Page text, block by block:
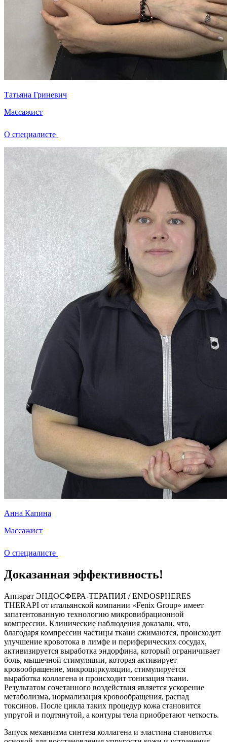
Татьяна Гриневич
Массажист
О специалисте
Анна Капина
Массажист
О специалисте
Доказанная эффективность!
Аппарат ЭНДОСФЕРА-ТЕРАПИЯ / ENDOSPHERES
THERAPI от итальянской компании «Fenix Group» имеет
запатентованную технологию микровибрационной
компрессии. Клинические наблюдения доказали, что,
благодаря компрессии частицы ткани сжимаются, происходит
улучшение кровотока в лимфе и периферических сосудах,
активизируется выработка эндорфина, который ограничивает
боль, мышечной стимуляции, которая активирует
кровообращение, микроциркуляции, стимулируется
выработка коллагена и происходит тонизация ткани.
Результатом сочетанного воздействия является ускорение
метаболизма, нормализация кровообращения, распад
токсинов. После цикла таких процедур кожа становится
упругой и подтянутой, а контуры тела приобретают четкость.
Запуск механизма синтеза коллагена и эластина становится